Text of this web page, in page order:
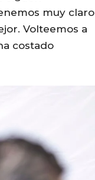
muy claro
Volteemos a
costado